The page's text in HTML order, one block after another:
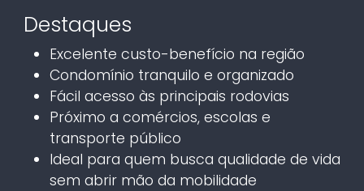
Destaques
Excelente custo-benefício na região
Condomínio tranquilo e organizado
Fácil acesso às principais rodovias
Próximo a comércios, escolas e
transporte público
Ideal para quem busca qualidade de vida
sem abrir mão da mobilidade